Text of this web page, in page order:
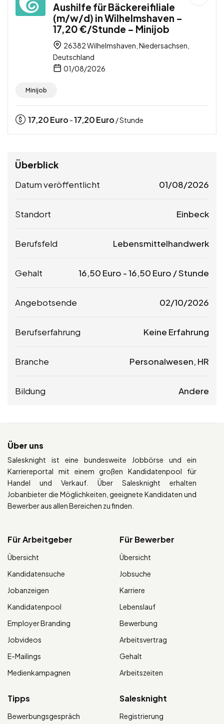
Aushilfe für Bäckereifiliale
(m/w/d) in Wilhelmshaven –
17,20 €/Stunde – Minijob
26382 Wilhelmshaven, Niedersachsen,
Deutschland
01/08/2026
Minijob
17,20Euro -17,20Euro / Stunde
Überblick
Datum veröffentlicht 01/08/2026
Standort Einbeck
Berufsfeld Lebensmittelhandwerk
Gehalt 16,50 Euro -16,50 Euro / Stunde
Angebotsende 02/10/2026
Berufserfahrung Keine Erfahrung
Branche Personalwesen, HR
Bildung Andere
Über uns
Salesknight ist eine bundesweite Jobbörse und ein
Karriereportal mit einem großen Kandidatenpool für
Handel und Verkauf. Über Salesknight erhalten
Jobanbieter die Möglichkeiten, geeignete Kandidaten und
Bewerber aus allen Bereichen zu finden.
Für Arbeitgeber
Übersicht
Kandidatensuche
Jobanzeigen
Kandidatenpool
Employer Branding
Jobvideos
E-Mailings
Medienkampagnen
Für Bewerber
Übersicht
Jobsuche
Karriere
Lebenslauf
Bewerbung
Arbeitsvertrag
Gehalt
Arbeitszeiten
Tipps
Bewerbungsgespräch
Salesknight
Registrierung